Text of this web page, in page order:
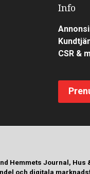
Info
CSR &
Hemmets Journal,
och digitala